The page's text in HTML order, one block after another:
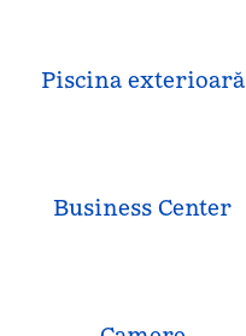
Piscina exterioară
Business Center